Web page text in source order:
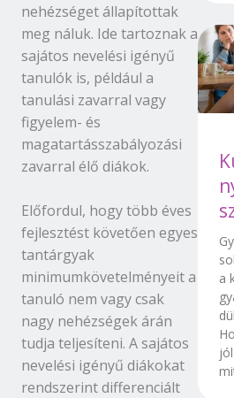
nehézséget állapítottak
meg náluk. Ide tartoznak a
sajátos nevelési igényű
tanulók is, például a
tanulási zavarral vagy
figyelem- és
magatartásszabályozási
zavarral élő diákok.
Előfordul, hogy több éves
fejlesztést követően egyes
tantárgyak
minimumkövetelményeit a
tanuló nem vagy csak
nagy nehézségek árán
tudja teljesíteni. A sajátos
nevelési igényű diákokat
rendszerint differenciált
a